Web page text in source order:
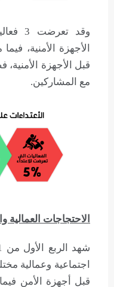
وقد
مع المشاركين.
الاحتجاجات العمالية